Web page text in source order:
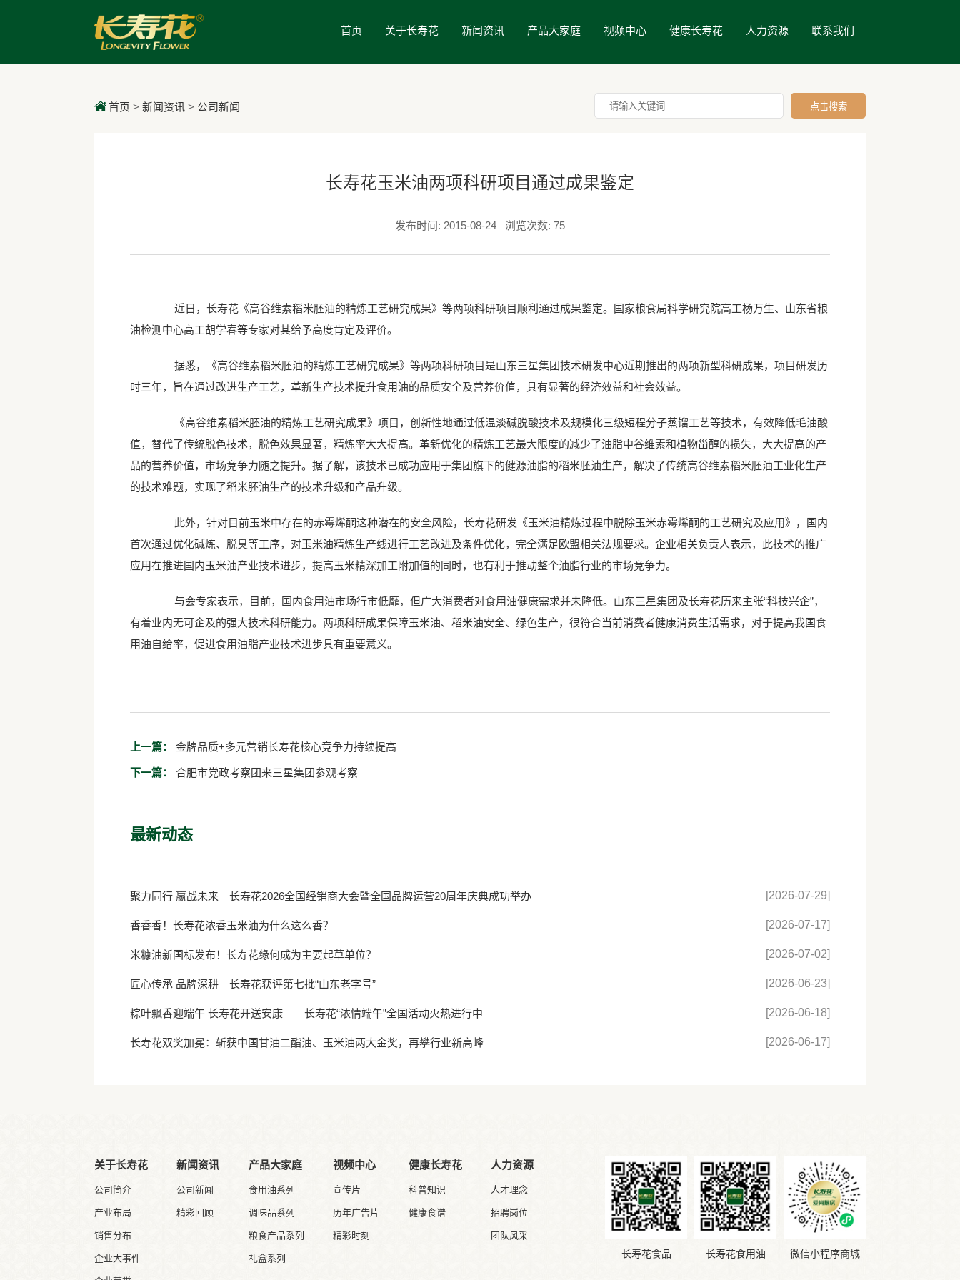
首页 关于长寿花 新闻资讯 产品大家庭 视频中心 健康长寿花 人力资源 联系我们
首页 > 新闻资讯 > 公司新闻
长寿花玉米油两项科研项目通过成果鉴定
发布时间: 2015-08-24 浏览次数: 75
近日，长寿花《高谷维素稻米胚油的精炼工艺研究成果》等两项科研项目顺利通过成果鉴定。国家粮食局科学研究院高工杨万生、山东省粮
油检测中心高工胡学春等专家对其给予高度肯定及评价。
据悉，《高谷维素稻米胚油的精炼工艺研究成果》等两项科研项目是山东三星集团技术研发中心近期推出的两项新型科研成果，项目研发历
时三年，旨在通过改进生产工艺，革新生产技术提升食用油的品质安全及营养价值，具有显著的经济效益和社会效益。
《高谷维素稻米胚油的精炼工艺研究成果》项目，创新性地通过低温淡碱脱酸技术及规模化三级短程分子蒸馏工艺等技术，有效降低毛油酸
值，替代了传统脱色技术，脱色效果显著，精炼率大大提高。革新优化的精炼工艺最大限度的减少了油脂中谷维素和植物甾醇的损失，大大提高的产
品的营养价值，市场竞争力随之提升。据了解，该技术已成功应用于集团旗下的健源油脂的稻米胚油生产，解决了传统高谷维素稻米胚油工业化生产
的技术难题，实现了稻米胚油生产的技术升级和产品升级。
此外，针对目前玉米中存在的赤霉烯酮这种潜在的安全风险，长寿花研发《玉米油精炼过程中脱除玉米赤霉烯酮的工艺研究及应用》，国内
首次通过优化碱炼、脱臭等工序，对玉米油精炼生产线进行工艺改进及条件优化，完全满足欧盟相关法规要求。企业相关负责人表示，此技术的推广
应用在推进国内玉米油产业技术进步，提高玉米精深加工附加值的同时，也有利于推动整个油脂行业的市场竞争力。
与会专家表示，目前，国内食用油市场行市低靡，但广大消费者对食用油健康需求并未降低。山东三星集团及长寿花历来主张“科技兴企”，
有着业内无可企及的强大技术科研能力。两项科研成果保障玉米油、稻米油安全、绿色生产，很符合当前消费者健康消费生活需求，对于提高我国食
用油自给率，促进食用油脂产业技术进步具有重要意义。
上一篇： 金牌品质+多元营销长寿花核心竞争力持续提高
下一篇： 合肥市党政考察团来三星集团参观考察
最新动态
聚力同行 赢战未来｜长寿花2026全国经销商大会暨全国品牌运营20周年庆典成功举办 [2026-07-29]
香香香！长寿花浓香玉米油为什么这么香？ [2026-07-17]
米糠油新国标发布！长寿花缘何成为主要起草单位？ [2026-07-02]
匠心传承 品牌深耕｜长寿花获评第七批“山东老字号” [2026-06-23]
粽叶飘香迎端午 长寿花开送安康——长寿花“浓情端午”全国活动火热进行中 [2026-06-18]
长寿花双奖加冕：斩获中国甘油二酯油、玉米油两大金奖，再攀行业新高峰 [2026-06-17]
关于长寿花
公司简介
产业布局
销售分布
企业大事件
新闻资讯
公司新闻
精彩回顾
产品大家庭
食用油系列
调味品系列
粮食产品系列
礼盒系列
视频中心
宣传片
历年广告片
精彩时刻
健康长寿花
科普知识
健康食谱
人力资源
人才理念
招聘岗位
团队风采
长寿花食品 长寿花食用油 微信小程序商城